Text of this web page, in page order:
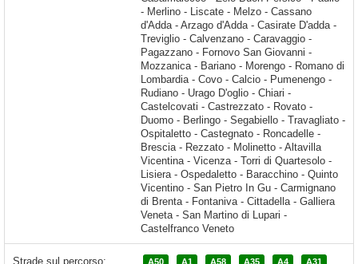
Strade sul percorso: A50 A1 A58 A35 A4 A31